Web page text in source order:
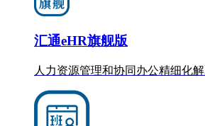
汇通eHR旗舰版
人力资源管理和协同办公精细化